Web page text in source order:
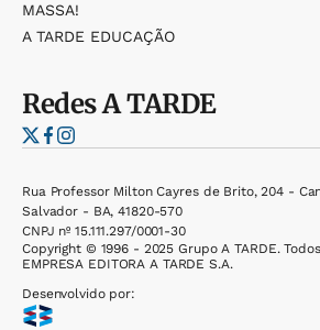
MASSA!
A TARDE EDUCAÇÃO
RedesA TARDE
Rua Professor Milton Cayres de Brito, 204 -
Salvador - BA, 41820-570
CNPJ nº 15.111.297/0001-30
Copyright © 1996 - 2025 Grupo A TARDE.
EMPRESA EDITORA A TARDE S.A.
Desenvolvido por: